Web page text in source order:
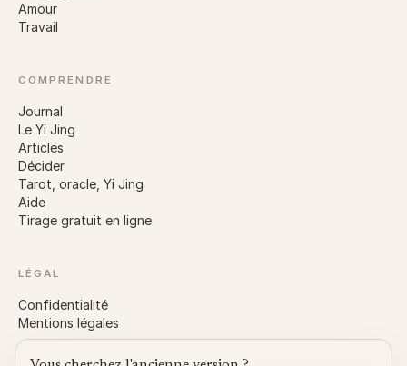
Amour
Travail
COMPRENDRE
Journal
Le Yi Jing
Articles
Décider
Tarot, oracle, Yi Jing
Aide
Tirage gratuit en ligne
LÉGAL
Confidentialité
Mentions légales